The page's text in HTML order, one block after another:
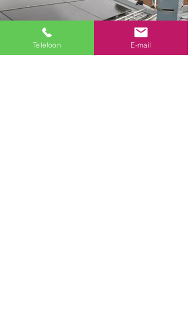
Telefoon E-mail